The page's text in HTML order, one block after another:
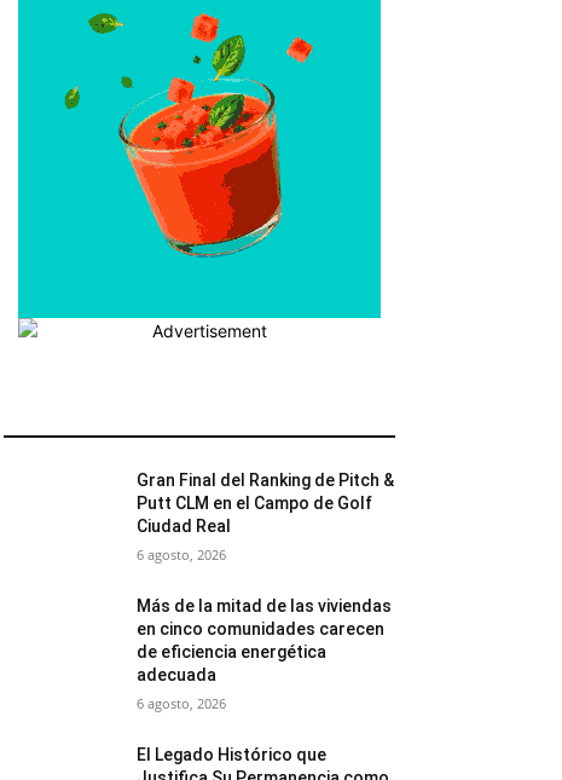
Gran Final del Ranking de Pitch &
Putt CLM en el Campo de Golf
Ciudad Real
6 agosto, 2026
Más de la mitad de las viviendas
en cinco comunidades carecen
de eficiencia energética
adecuada
6 agosto, 2026
El Legado Histórico que